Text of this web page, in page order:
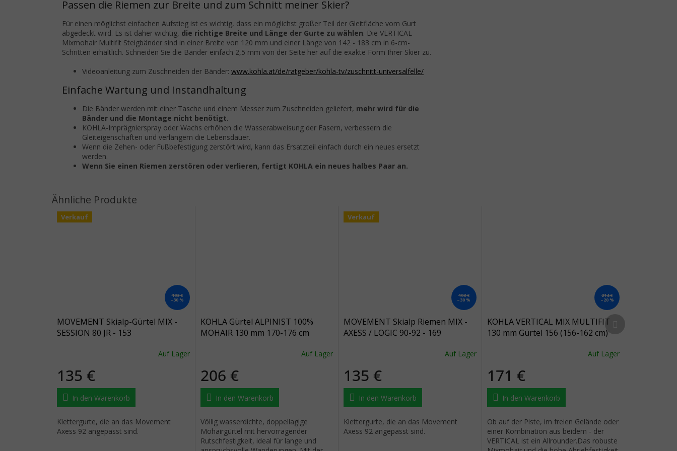
Passen die Riemen zur Breite und zum Schnitt meiner Skier?
Für einen möglichst einfachen Aufstieg ist es wichtig, dass ein möglichst großer Teil der Gleitfläche vom Gurt
abgedeckt wird. Es ist daher wichtig, die richtige Breite und Länge der Gurte zu wählen. Die VERTICAL
Mixmohair Multifit Steigbänder sind in einer Breite von 120 mm und einer Länge von 142 - 183 cm in 6-cm-
Schritten erhältlich. Schneiden Sie die Bänder einfach 2,5 mm von der Seite her auf die exakte Form Ihrer Skier zu.
Videoanleitung zum Zuschneiden der Bänder: www.kohla.at/de/ratgeber/kohla-tv/zuschnitt-universalfelle/
Einfache Wartung und Instandhaltung
Die Bänder werden mit einer Tasche und einem Messer zum Zuschneiden geliefert, mehr wird für die
Bänder und die Montage nicht benötigt.
KOHLA-Imprägnierspray oder Wachs erhöhen die Wasserabweisung der Fasern, verbessern die
Gleiteigenschaften und verlängern die Lebensdauer.
Wenn die Zehen- oder Fußbefestigung zerstört wird, kann das Ersatzteil einfach durch ein neues ersetzt
werden.
Wenn Sie einen Riemen zerstören oder verlieren, fertigt KOHLA ein neues halbes Paar an.
Verkauf
193 €
–30 %
MOVEMENT Skialp-Gürtel MIX -
SESSION 80 JR - 153
Auf Lager
135 €
In den Warenkorb
Klettergurte, die an das Movement
Axess 92 angepasst sind.
KOHLA Gürtel ALPINIST 100%
MOHAIR 130 mm 170-176 cm
Auf Lager
206 €
In den Warenkorb
Völlig wasserdichte, doppellagige
Mohairgürtel mit hervorragender
Rutschfestigkeit, ideal für lange und
Verkauf
193 €
–30 %
MOVEMENT Skialp Riemen MIX -
AXESS / LOGIC 90-92 - 169
Auf Lager
135 €
In den Warenkorb
Klettergurte, die an das Movement
Axess 92 angepasst sind.
214 €
–20 %
KOHLA VERTICAL MIX MULTIFIT
130 mm Gürtel 156 (156-162 cm)
Auf Lager
171 €
In den Warenkorb
Ob auf der Piste, im freien Gelände oder
einer Kombination aus beidem - der
VERTICAL ist ein Allrounder.Das robuste